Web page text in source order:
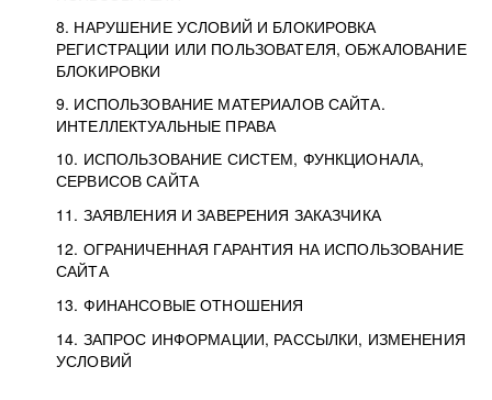
8. НАРУШЕНИЕ УСЛОВИЙ И БЛОКИРОВКА
РЕГИСТРАЦИИ ИЛИ ПОЛЬЗОВАТЕЛЯ, ОБЖАЛОВАНИЕ
БЛОКИРОВКИ
9. ИСПОЛЬЗОВАНИЕ МАТЕРИАЛОВ САЙТА.
ИНТЕЛЛЕКТУАЛЬНЫЕ ПРАВА
10. ИСПОЛЬЗОВАНИЕ СИСТЕМ, ФУНКЦИОНАЛА,
СЕРВИСОВ САЙТА
11. ЗАЯВЛЕНИЯ И ЗАВЕРЕНИЯ ЗАКАЗЧИКА
12. ОГРАНИЧЕННАЯ ГАРАНТИЯ НА ИСПОЛЬЗОВАНИЕ
САЙТА
13. ФИНАНСОВЫЕ ОТНОШЕНИЯ
14. ЗАПРОС ИНФОРМАЦИИ, РАССЫЛКИ, ИЗМЕНЕНИЯ
УСЛОВИЙ